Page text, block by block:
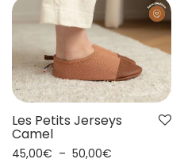
Les Petits Jerseys
Camel
45,00€ – 50,00€